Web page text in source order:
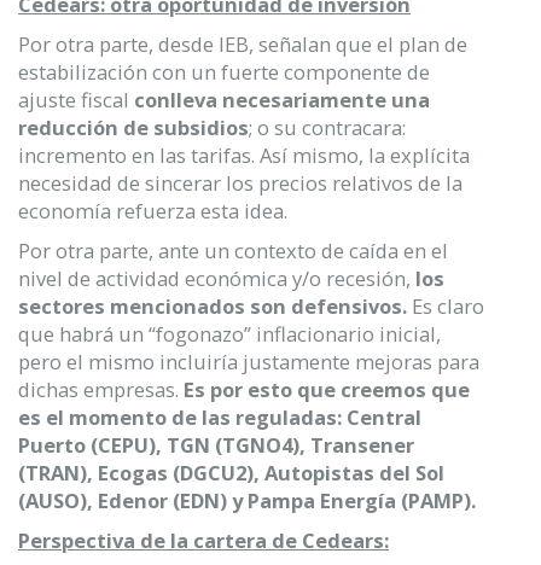
Por otra parte, desde IEB, señalan que el plan de
estabilización con un fuerte componente de
ajuste fiscal conlleva necesariamente una
reducción de subsidios; o su contracara:
incremento en las tarifas. Así mismo, la explícita
necesidad de sincerar los precios relativos de la
economía refuerza esta idea.
Por otra parte, ante un contexto de caída en el
nivel de actividad económica y/o recesión, los
sectores mencionados son defensivos. Es claro
que habrá un “fogonazo” inflacionario inicial,
pero el mismo incluiría justamente mejoras para
dichas empresas. Es por esto que creemos que
es el momento de las reguladas: Central
Puerto (CEPU), TGN (TGNO4), Transener
(TRAN), Ecogas (DGCU2), Autopistas del Sol
(AUSO), Edenor (EDN) y Pampa Energía (PAMP).
Perspectiva de la cartera de Cedears: